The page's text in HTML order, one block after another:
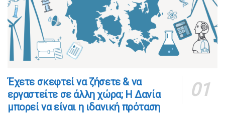
​​Έχετε σκεφτεί να ζήσετε & να
εργαστείτε σε άλλη χώρα; Η Δανία
μπορεί να είναι η ιδανική πρόταση